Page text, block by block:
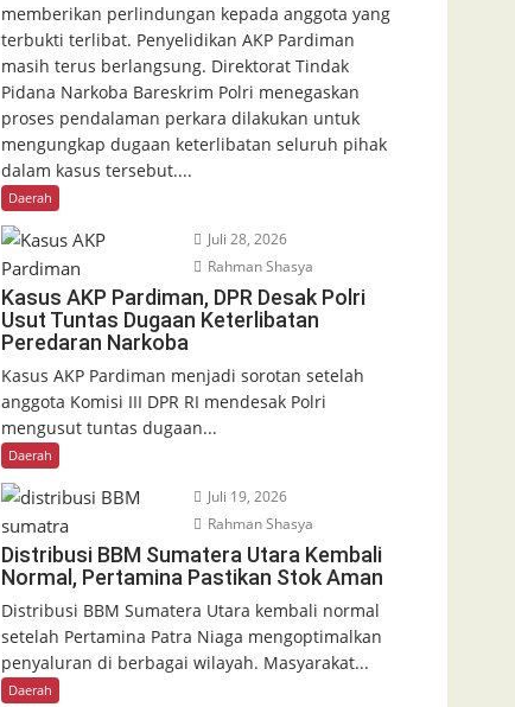
memberikan perlindungan kepada anggota yang
terbukti terlibat. Penyelidikan AKP Pardiman
masih terus berlangsung. Direktorat Tindak
Pidana Narkoba Bareskrim Polri menegaskan
proses pendalaman perkara dilakukan untuk
mengungkap dugaan keterlibatan seluruh pihak
dalam kasus tersebut....
Daerah
Juli 28, 2026
Rahman Shasya
Kasus AKP Pardiman, DPR Desak Polri
Usut Tuntas Dugaan Keterlibatan
Peredaran Narkoba
Kasus AKP Pardiman menjadi sorotan setelah
anggota Komisi III DPR RI mendesak Polri
mengusut tuntas dugaan...
Daerah
Juli 19, 2026
Rahman Shasya
Distribusi BBM Sumatera Utara Kembali
Normal, Pertamina Pastikan Stok Aman
Distribusi BBM Sumatera Utara kembali normal
setelah Pertamina Patra Niaga mengoptimalkan
penyaluran di berbagai wilayah. Masyarakat...
Daerah